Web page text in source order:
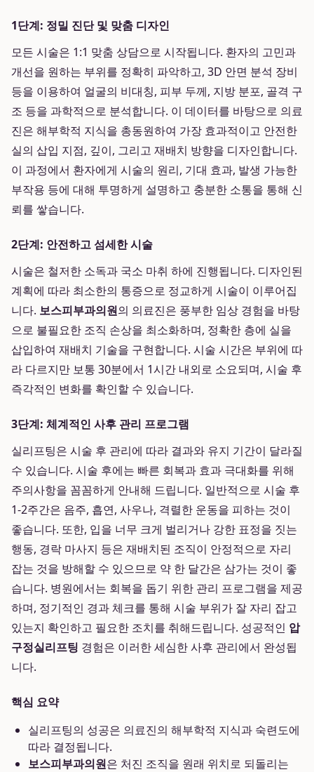
1단계: 정밀 진단 및 맞춤 디자인
모든 시술은 1:1 맞춤 상담으로 시작됩니다. 환자의 고민과
개선을 원하는 부위를 정확히 파악하고, 3D 안면 분석 장비
등을 이용하여 얼굴의 비대칭, 피부 두께, 지방 분포, 골격 구
조 등을 과학적으로 분석합니다. 이 데이터를 바탕으로 의료
진은 해부학적 지식을 총동원하여 가장 효과적이고 안전한
실의 삽입 지점, 깊이, 그리고 재배치 방향을 디자인합니다.
이 과정에서 환자에게 시술의 원리, 기대 효과, 발생 가능한
부작용 등에 대해 투명하게 설명하고 충분한 소통을 통해 신
뢰를 쌓습니다.
2단계: 안전하고 섬세한 시술
시술은 철저한 소독과 국소 마취 하에 진행됩니다. 디자인된
계획에 따라 최소한의 통증으로 정교하게 시술이 이루어집
니다. 보스피부과의원의 의료진은 풍부한 임상 경험을 바탕
으로 불필요한 조직 손상을 최소화하며, 정확한 층에 실을
삽입하여 재배치 기술을 구현합니다. 시술 시간은 부위에 따
라 다르지만 보통 30분에서 1시간 내외로 소요되며, 시술 후
즉각적인 변화를 확인할 수 있습니다.
3단계: 체계적인 사후 관리 프로그램
실리프팅은 시술 후 관리에 따라 결과와 유지 기간이 달라질
수 있습니다. 시술 후에는 빠른 회복과 효과 극대화를 위해
주의사항을 꼼꼼하게 안내해 드립니다. 일반적으로 시술 후
1-2주간은 음주, 흡연, 사우나, 격렬한 운동을 피하는 것이
좋습니다. 또한, 입을 너무 크게 벌리거나 강한 표정을 짓는
행동, 경락 마사지 등은 재배치된 조직이 안정적으로 자리
잡는 것을 방해할 수 있으므로 약 한 달간은 삼가는 것이 좋
습니다. 병원에서는 회복을 돕기 위한 관리 프로그램을 제공
하며, 정기적인 경과 체크를 통해 시술 부위가 잘 자리 잡고
있는지 확인하고 필요한 조치를 취해드립니다. 성공적인 압
구정실리프팅 경험은 이러한 세심한 사후 관리에서 완성됩
니다.
핵심 요약
실리프팅의 성공은 의료진의 해부학적 지식과 숙련도에
따라 결정됩니다.
보스피부과의원은 처진 조직을 원래 위치로 되돌리는